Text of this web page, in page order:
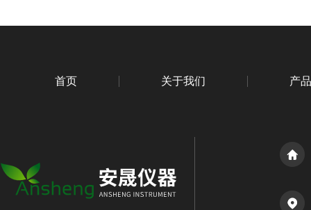
首页 关于我们 产